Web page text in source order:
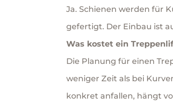
Ja. Schienen werden für
gefertigt. Der Einbau ist
Was kostet ein
Die Planung für einen
weniger Zeit als bei
konkret anfallen, hängt